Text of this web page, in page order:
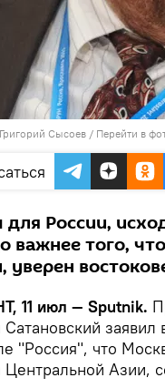
Сысоев / Перейти в
для России,
важнее того,
уверен
11 июл — Sputnik.
Сатановский
"Россия", что
Центральной Азии,